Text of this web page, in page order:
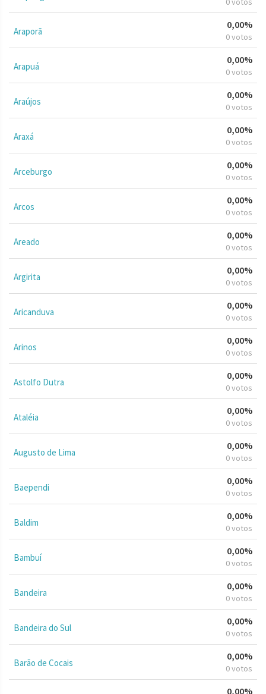
Araporã
0,00%
0 votos
Arapuá
0,00%
0 votos
Araújos
0,00%
0 votos
Araxá
0,00%
0 votos
Arceburgo
0,00%
0 votos
Arcos
0,00%
0 votos
Areado
0,00%
0 votos
Argirita
0,00%
0 votos
Aricanduva
0,00%
0 votos
Arinos
0,00%
0 votos
Astolfo Dutra
0,00%
0 votos
Ataléia
0,00%
0 votos
Augusto de Lima
0,00%
0 votos
Baependi
0,00%
0 votos
Baldim
0,00%
0 votos
Bambuí
0,00%
0 votos
Bandeira
0,00%
0 votos
Bandeira do Sul
0,00%
0 votos
Barão de Cocais
0,00%
0 votos
0,00%